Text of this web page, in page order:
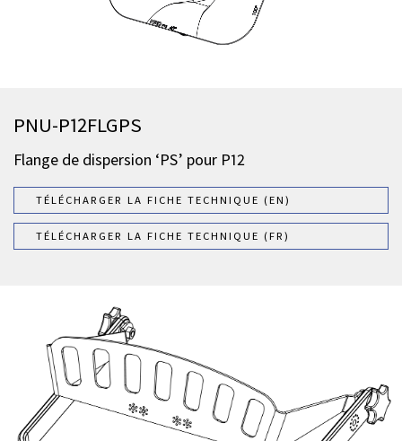
PNU-P12FLGPS
Flange de dispersion ‘PS’ pour P12
TÉLÉCHARGER LA FICHE TECHNIQUE (EN)
TÉLÉCHARGER LA FICHE TECHNIQUE (FR)